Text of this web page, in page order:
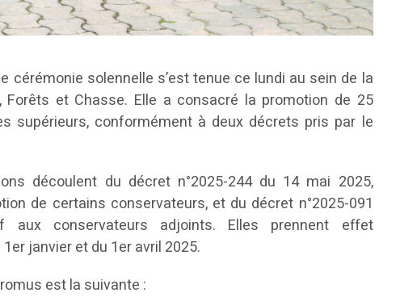
cérémonie solennelle s’est tenue ce lundi au sein de la
Forêts et Chasse. Elle a consacré la promotion de 25
supérieurs, conformément à deux décrets pris par le
découlent du décret n°2025-244 du 14 mai 2025,
de certains conservateurs, et du décret n°2025-091
conservateurs adjoints. Elles prennent effet
janvier et du 1er avril 2025.
est la suivante :